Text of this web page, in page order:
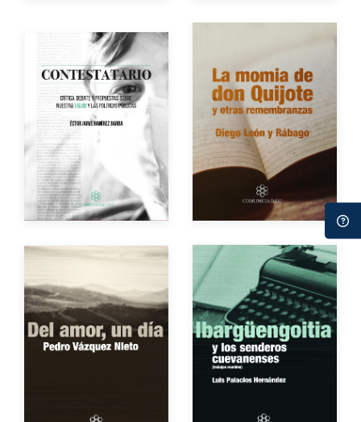
Autor
Año de edición
eBook Gratuito
Autor
Año de edición
Autor
Año de edición
Autor
Año de edición